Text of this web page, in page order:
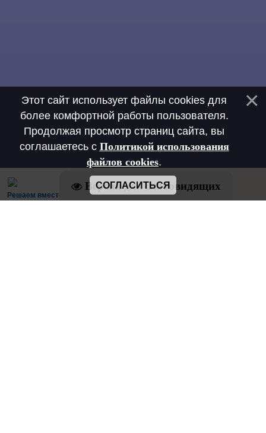
Версия для слабовидящих
Решаем вместе
Этот сайт использует файлы cookies для
более комфортной работы пользователя.
Продолжая просмотр страниц сайта, вы
соглашаетесь с Политикой использования
файлов cookies.
СОГЛАСИТЬСЯ